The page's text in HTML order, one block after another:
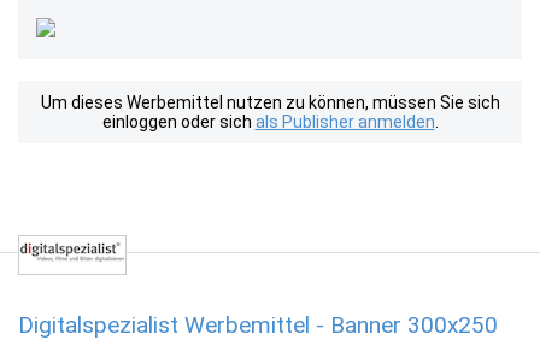
Um dieses Werbemittel nutzen zu können, müssen Sie sich
einloggen oder sich als Publisher anmelden
Digitalspezialist Werbemittel - Banner 300x250